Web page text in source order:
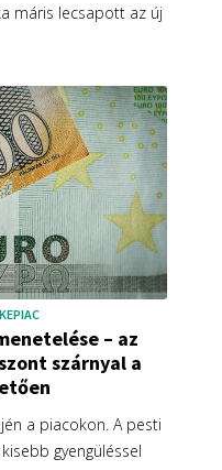
máris lecsapott az új
– az
szárnyal a
a piacokon. A pesti
gyengüléssel